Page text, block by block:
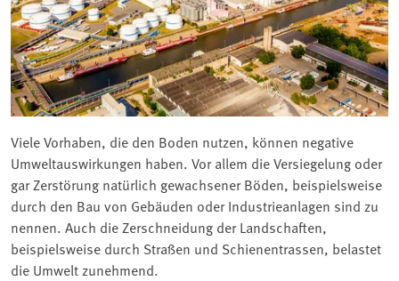
Viele Vorhaben, die den Boden nutzen, können negative
Umweltauswirkungen haben. Vor allem die Versiegelung oder
gar Zerstörung natürlich gewachsener Böden, beispielsweise
durch den Bau von Gebäuden oder Industrieanlagen sind zu
nennen. Auch die Zerschneidung der Landschaften,
beispielsweise durch Straßen und Schienentrassen, belastet
die Umwelt zunehmend.